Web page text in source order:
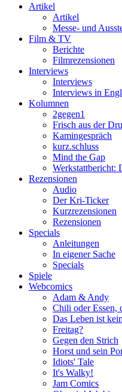
Artikel
Artikel
Messe- und
Film & TV
Berichte
Filmrezensionen
Interviews
Interviews
Interviews in
Kolumnen
2gegen1
Frisch aus der
Kamingespräch
kurz.schluss
Mind the Gap
Werkstattbericht:
Rezensionen
Audio
Der Kri-Ticker
Kurzrezensionen
Rezensionen
Specials
Anleitungen
In eigener Sache
Specials
Spiele
Webcomics
Adam & Andy
Chili oder Essen,
Das Leben ist
Freitag?
Gegen den Strich
Horst und sein
Idiots' Tale
It's Walky!
Jam Comics